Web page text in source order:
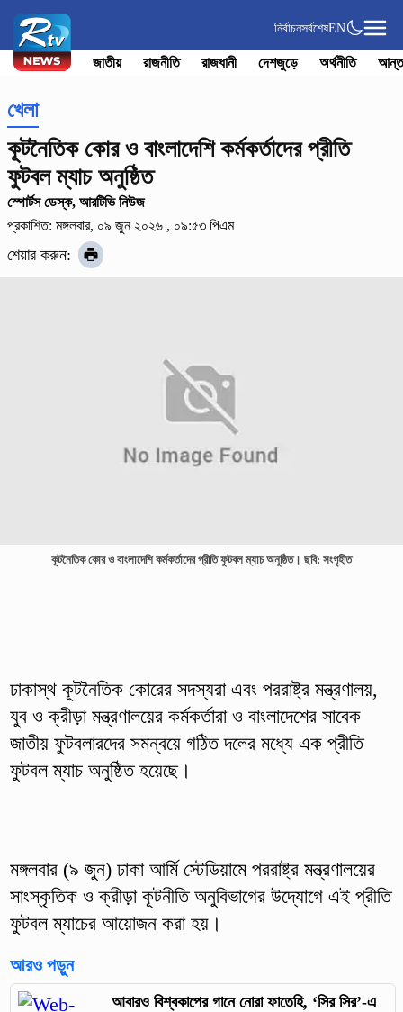
নির্বাচনসর্বশেষEN
জাতীয় রাজনীতি রাজধানী দেশজুড়ে অর্থনীতি
খেলা
কূটনৈতিক কোর ও বাংলাদেশি কর্মকর্তাদের প্রীতি
ফুটবল ম্যাচ অনুষ্ঠিত
স্পোর্টস ডেস্ক, আরটিভি নিউজ
প্রকাশিত: মঙ্গলবার, ০৯ জুন ২০২৬ , ০৯:৫৩ পিএম
শেয়ার করুন:
কূটনৈতিক কোর ও বাংলাদেশি কর্মকর্তাদের প্রীতি ফুটবল ম্যাচ অনুষ্ঠিত। ছবি: সংগৃহীত
ঢাকাস্থ কূটনৈতিক কোরের সদস্যরা এবং পররাষ্ট্র মন্ত্রণালয়,
যুব ও ক্রীড়া মন্ত্রণালয়ের কর্মকর্তারা ও বাংলাদেশের সাবেক
জাতীয় ফুটবলারদের সমন্বয়ে গঠিত দলের মধ্যে এক প্রীতি
ফুটবল ম্যাচ অনুষ্ঠিত হয়েছে।
মঙ্গলবার (৯ জুন) ঢাকা আর্মি স্টেডিয়ামে পররাষ্ট্র মন্ত্রণালয়ের
সাংস্কৃতিক ও ক্রীড়া কূটনীতি অনুবিভাগের উদ্যোগে এই প্রীতি
ফুটবল ম্যাচের আয়োজন করা হয়।
আরও পড়ুন
আবারও বিশ্বকাপের গানে নোরা ফাতেহি, ‘সির সির’-এ